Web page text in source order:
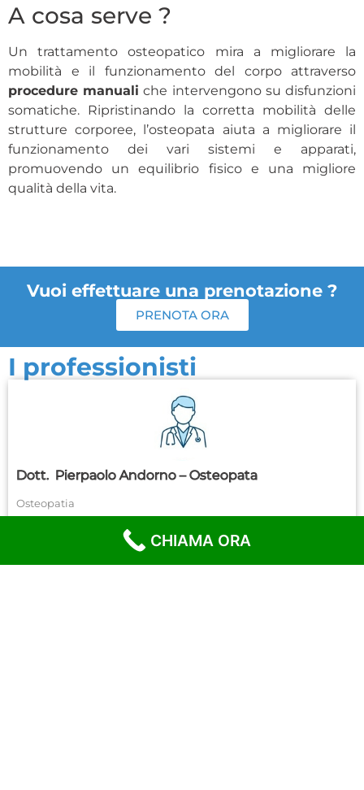
A cosa serve ?
Un trattamento osteopatico mira a migliorare la
mobilità e il funzionamento del corpo attraverso
procedure manuali che intervengono su disfunzioni
somatiche. Ripristinando la corretta mobilità delle
strutture corporee, l’osteopata aiuta a migliorare il
funzionamento dei vari sistemi e apparati,
promuovendo un equilibrio fisico e una migliore
qualità della vita.
Vuoi effettuare una prenotazione ?
PRENOTA ORA
I professionisti
Dott. Pierpaolo Andorno – Osteopata
Osteopatia
CHIAMA ORA